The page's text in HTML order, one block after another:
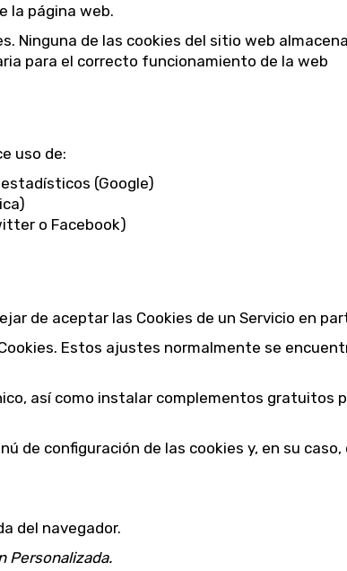
la página web.
Ninguna de las cookies del sitio web
para el correcto funcionamiento de la web
uso de:
(Google)
o Facebook)
de aceptar las Cookies de un Servicio en
Estos ajustes normalmente se
así como instalar complementos gratuitos
de configuración de las cookies y, en su caso,
del navegador.
Personalizada.